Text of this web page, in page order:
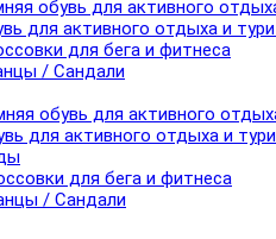
обувь для активного
для активного отдыха и
для бега и фитнеса
/ Сандали
обувь для активного
для активного отдыха и
для бега и фитнеса
/ Сандали